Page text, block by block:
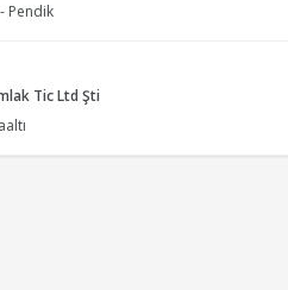
Pendik
Tic Ltd Şti